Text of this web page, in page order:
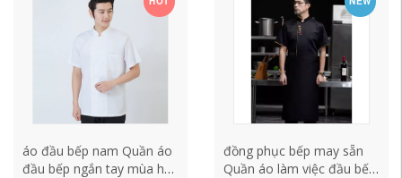
mẫu áo đầu bếp ao bep
áo đầu bếp nam Quần áo
đầu bếp ngắn tay mùa hè
đồng phục bếp may sẵn
Quần áo làm việc đầu bếp